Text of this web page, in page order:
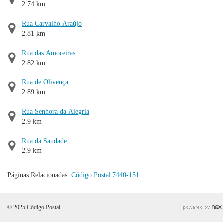
2.74 km
Rua Carvalho Araújo
2.81 km
Rua das Amoreiras
2.82 km
Rua de Olivença
2.89 km
Rua Senhora da Alegria
2.9 km
Rua da Saudade
2.9 km
Páginas Relacionadas: Código Postal 7440-151
© 2025 Código Postal